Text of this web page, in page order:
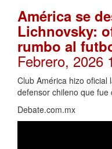
América se
Lichnovsky:
rumbo al
Febrero, 2026
Club América hizo oficial
defensor chileno que
Debate.com.mx